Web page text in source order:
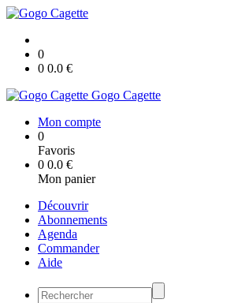
0
0 0.0 €
Gogo Cagette
Mon compte
0
Favoris
0 0.0 €
Mon panier
Découvrir
Abonnements
Agenda
Commander
Aide